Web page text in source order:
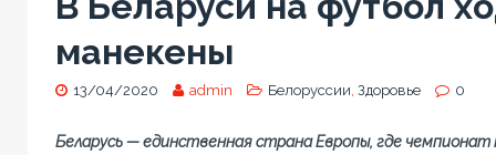
манекены
13/04/2020 admin Белоруссии Здоровье 0
Беларусь — единственная страна Европы, где чемпионат